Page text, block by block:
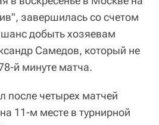
завершилась со счетом
добыть хозяевам
Самедов, который не
й минуте матча.
после четырех матчей
11-м месте в турнирной